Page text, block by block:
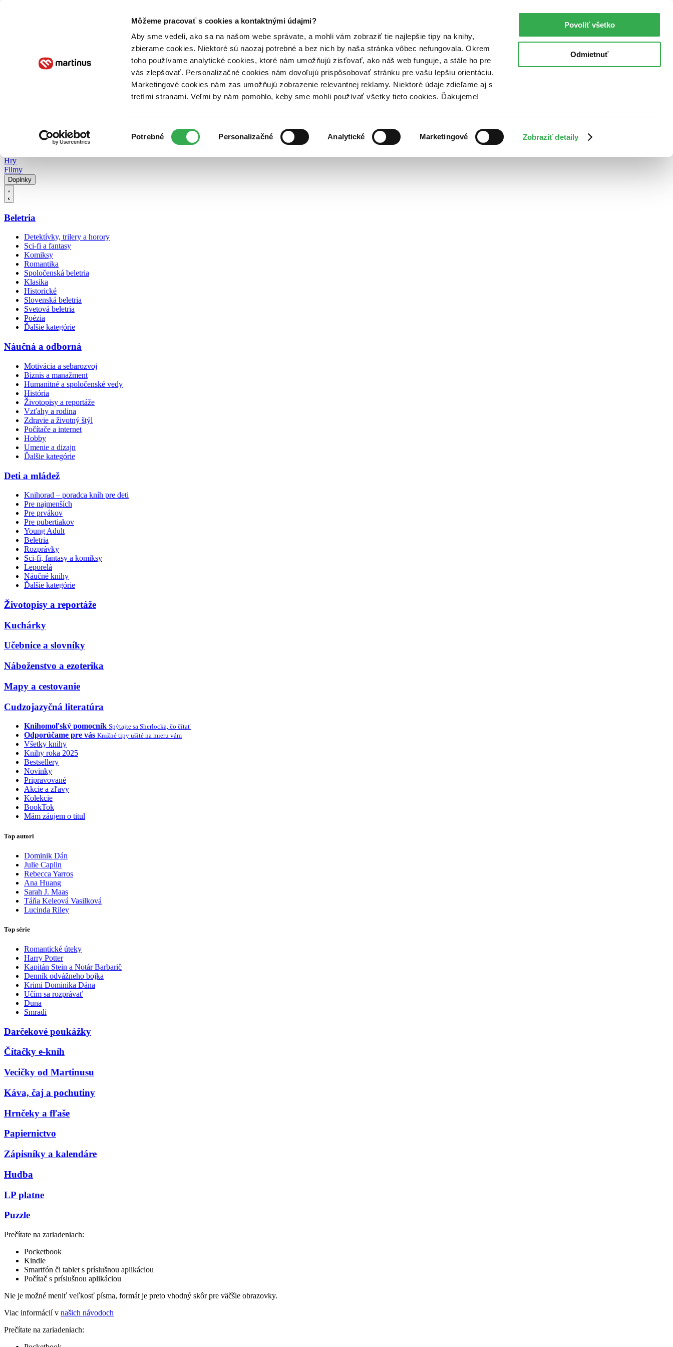
Môžeme pracovať s cookies a kontaktnými údajmi?
Aby sme vedeli, ako sa na našom webe správate, a mohli vám zobraziť tie najlepšie tipy na knihy,
zbierame cookies. Niektoré sú naozaj potrebné a bez nich by naša stránka vôbec nefungovala. Okrem
toho používame analytické cookies, ktoré nám umožňujú zisťovať, ako náš web funguje, a stále ho pre
vás zlepšovať. Personalizačné cookies nám dovoľujú prispôsobovať stránku pre vašu lepšiu orientáciu.
Marketingové cookies nám zas umožňujú zobrazenie relevantnej reklamy. Niektoré údaje zdieľame aj s
tretími stranami. Veľmi by nám pomohlo, keby sme mohli používať všetky tieto cookies. Ďakujeme!
súhlasu
Potrebné Personalizačné Analytické Marketingové Zobraziť detaily
Povoliť všetko
Odmietnuť
Poukážky Kontakt
Hry
Filmy
Doplnky
Beletria
Detektívky, trilery a horory
Sci-fi a fantasy
Komiksy
Romantika
Spoločenská beletria
Klasika
Historické
Slovenská beletria
Svetová beletria
Poézia
Ďalšie kategórie
Náučná a odborná
Motivácia a sebarozvoj
Biznis a manažment
Humanitné a spoločenské vedy
História
Životopisy a reportáže
Vzťahy a rodina
Zdravie a životný štýl
Počítače a internet
Hobby
Umenie a dizajn
Ďalšie kategórie
Deti a mládež
Knihorad – poradca kníh pre deti
Pre najmenších
Pre prvákov
Pre pubertiakov
Young Adult
Beletria
Rozprávky
Sci-fi, fantasy a komiksy
Leporelá
Náučné knihy
Ďalšie kategórie
Životopisy a reportáže
Kuchárky
Učebnice a slovníky
Náboženstvo a ezoterika
Mapy a cestovanie
Cudzojazyčná literatúra
Knihomoľský pomocník Spýtajte sa Sherlocka, čo čítať
Odporúčame pre vás Knižné tipy ušité na mieru vám
Všetky knihy
Knihy roka 2025
Bestsellery
Novinky
Pripravované
Akcie a zľavy
Kolekcie
BookTok
Mám záujem o titul
Top autori
Dominik Dán
Julie Caplin
Rebecca Yarros
Ana Huang
Sarah J. Maas
Táňa Keleová Vasilková
Lucinda Riley
Top série
Romantické úteky
Harry Potter
Kapitán Stein a Notár Barbarič
Denník odvážneho bojka
Krimi Dominika Dána
Učím sa rozprávať
Duna
Smradi
Darčekové poukážky
Čítačky e-kníh
Vecičky od Martinusu
Káva, čaj a pochutiny
Hrnčeky a fľaše
Papiernictvo
Zápisníky a kalendáre
Hudba
LP platne
Puzzle
Prečítate na zariadeniach:
Pocketbook
Kindle
Smartfón či tablet s príslušnou aplikáciou
Počítač s príslušnou aplikáciou
Nie je možné meniť veľkosť písma, formát je preto vhodný skôr pre väčšie obrazovky.
Viac informácií v našich návodoch
Prečítate na zariadeniach: